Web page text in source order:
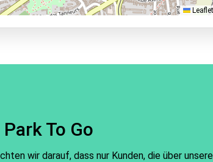
Leaflet
To Go
wir darauf, dass nur Kunden, die über